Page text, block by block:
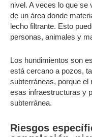
nivel. A veces lo que se
de un área donde
lecho filtrante. Esto
personas, animales y
Los hundimientos son
está cercano a pozos,
subterráneas, porque el
esas infraestructuras y
subterránea.
Riesgos